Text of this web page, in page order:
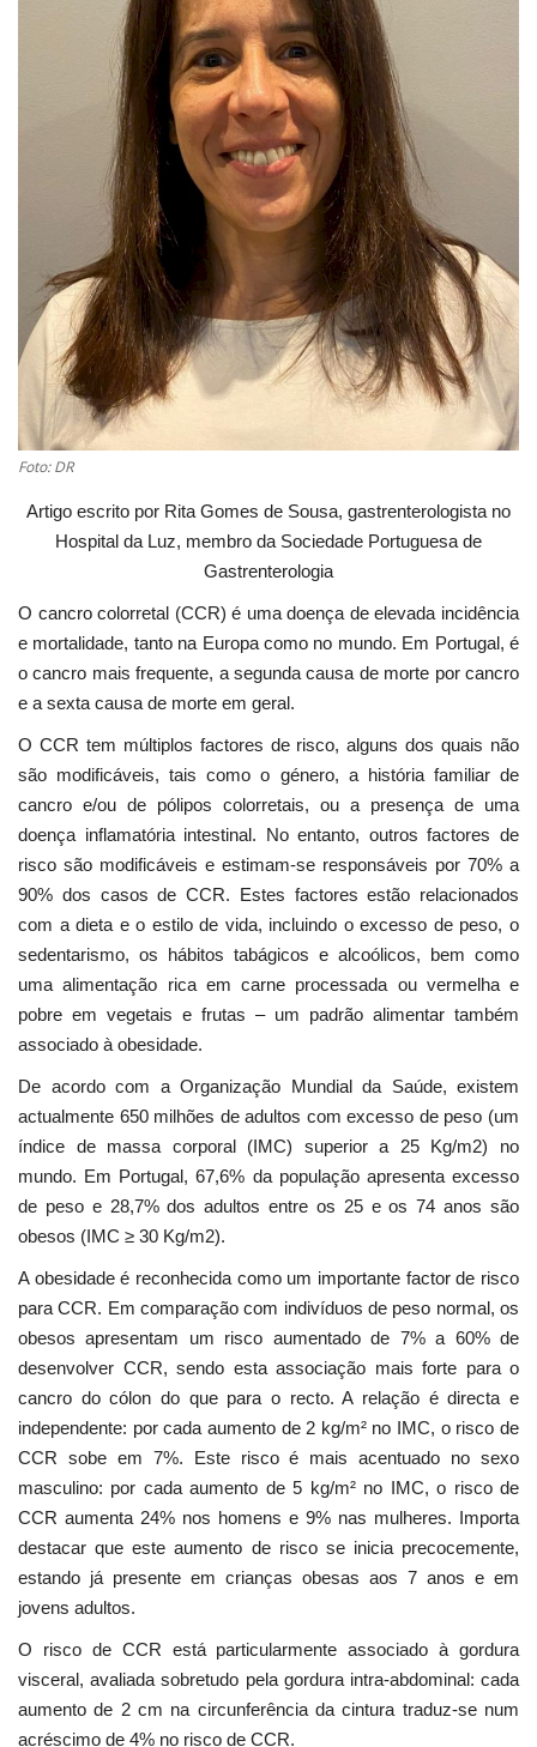
Estatuto Editorial
Ficha técnica
Lazer
Ambiente
Foto: DR
Artigo escrito por Rita Gomes de Sousa, gastrenterologista no
Hospital da Luz, membro da Sociedade Portuguesa de
Gastrenterologia
O cancro colorretal (CCR) é uma doença de elevada incidência
e mortalidade, tanto na Europa como no mundo. Em Portugal, é
o cancro mais frequente, a segunda causa de morte por cancro
e a sexta causa de morte em geral.
O CCR tem múltiplos factores de risco, alguns dos quais não
são modificáveis, tais como o género, a história familiar de
cancro e/ou de pólipos colorretais, ou a presença de uma
doença inflamatória intestinal. No entanto, outros factores de
risco são modificáveis e estimam-se responsáveis por 70% a
90% dos casos de CCR. Estes factores estão relacionados
com a dieta e o estilo de vida, incluindo o excesso de peso, o
sedentarismo, os hábitos tabágicos e alcoólicos, bem como
uma alimentação rica em carne processada ou vermelha e
pobre em vegetais e frutas – um padrão alimentar também
associado à obesidade.
De acordo com a Organização Mundial da Saúde, existem
actualmente 650 milhões de adultos com excesso de peso (um
índice de massa corporal (IMC) superior a 25 Kg/m2) no
mundo. Em Portugal, 67,6% da população apresenta excesso
de peso e 28,7% dos adultos entre os 25 e os 74 anos são
obesos (IMC ≥ 30 Kg/m2).
A obesidade é reconhecida como um importante factor de risco
para CCR. Em comparação com indivíduos de peso normal, os
obesos apresentam um risco aumentado de 7% a 60% de
desenvolver CCR, sendo esta associação mais forte para o
cancro do cólon do que para o recto. A relação é directa e
independente: por cada aumento de 2 kg/m² no IMC, o risco de
CCR sobe em 7%. Este risco é mais acentuado no sexo
masculino: por cada aumento de 5 kg/m² no IMC, o risco de
CCR aumenta 24% nos homens e 9% nas mulheres. Importa
destacar que este aumento de risco se inicia precocemente,
estando já presente em crianças obesas aos 7 anos e em
jovens adultos.
O risco de CCR está particularmente associado à gordura
visceral, avaliada sobretudo pela gordura intra-abdominal: cada
aumento de 2 cm na circunferência da cintura traduz-se num
acréscimo de 4% no risco de CCR.